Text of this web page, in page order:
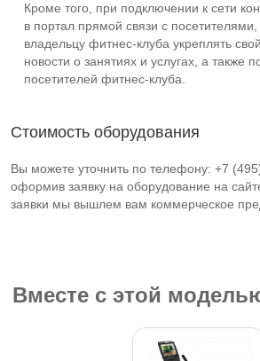
Кроме того, при подключении к сети
в портал прямой связи с посетителями,
владельцу фитнес-клуба укреплять
новости о занятиях и услугах, а также
посетителей фитнес-клуба
Стоимость оборудования
Вы можете уточнить по телефону: +7
оформив заявку на оборудование на
заявки мы вышлем вам коммерческое
Вместе с этой